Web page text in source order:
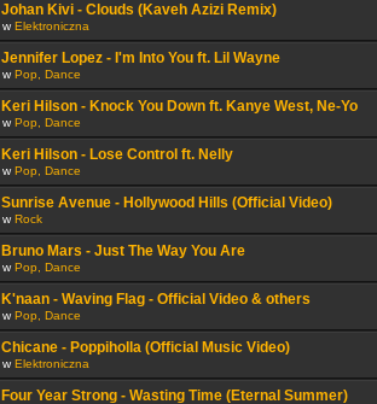
Johan Kivi - Clouds (Kaveh Azizi Remix)
w Elektroniczna
Jennifer Lopez - I'm Into You ft. Lil Wayne
w Pop, Dance
Keri Hilson - Knock You Down ft. Kanye West, Ne-Yo
w Pop, Dance
Keri Hilson - Lose Control ft. Nelly
w Pop, Dance
Sunrise Avenue - Hollywood Hills (Official Video)
w Rock
Bruno Mars - Just The Way You Are
w Pop, Dance
K'naan - Waving Flag - Official Video & others
w Pop, Dance
Chicane - Poppiholla (Official Music Video)
w Elektroniczna
Four Year Strong - Wasting Time (Eternal Summer)